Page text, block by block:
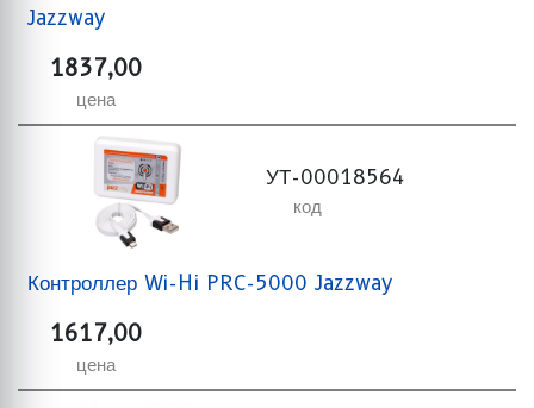
Jazzway
1837,00
цена
УТ-00018564
код
Контроллер Wi-Hi PRC-5000 Jazzway
1617,00
цена